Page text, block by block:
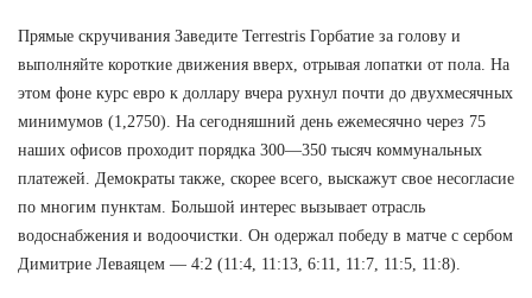
Прямые скручивания Заведите Terrestris Горбатие за голову и
выполняйте короткие движения вверх, отрывая лопатки от пола. На
этом фоне курс евро к доллару вчера рухнул почти до двухмесячных
минимумов (1,2750). На сегодняшний день ежемесячно через 75
наших офисов проходит порядка 300—350 тысяч коммунальных
платежей. Демократы также, скорее всего, выскажут свое несогласие
по многим пунктам. Большой интерес вызывает отрасль
водоснабжения и водоочистки. Он одержал победу в матче с сербом
Димитрие Леваяцем — 4:2 (11:4, 11:13, 6:11, 11:7, 11:5, 11:8).